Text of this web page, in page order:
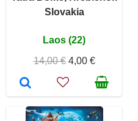
Slovakia
Laos (22)
14,00 € 4,00 €